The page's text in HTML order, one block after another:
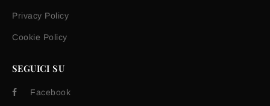
Privacy Policy
Cookie Policy
SEGUICI SU
Facebook